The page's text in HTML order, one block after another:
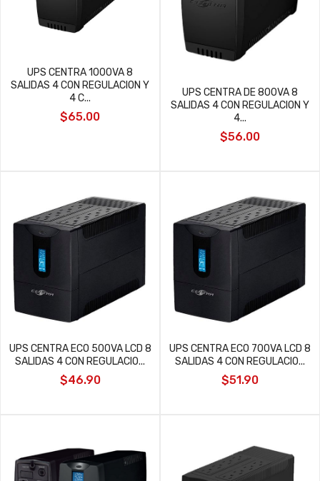
UPS CENTRA 1000VA 8
SALIDAS 4 CON REGULACION Y
4 C...
$65.00
UPS CENTRA DE 800VA 8
SALIDAS 4 CON REGULACION Y
4...
$56.00
UPS CENTRA ECO 500VA LCD 8
SALIDAS 4 CON REGULACIO...
$46.90
UPS CENTRA ECO 700VA LCD 8
SALIDAS 4 CON REGULACIO...
$51.90